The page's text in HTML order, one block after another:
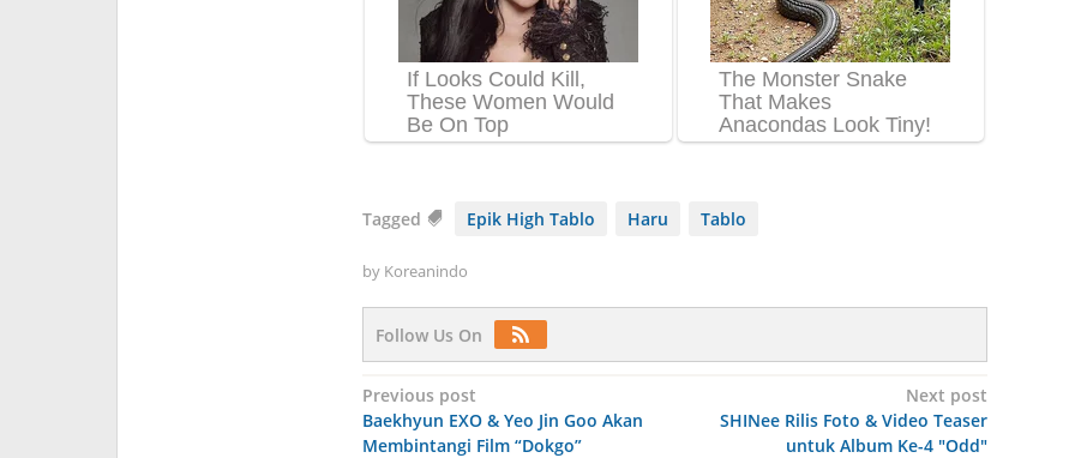
Tagged Epik High Tablo Haru Tablo
by Koreanindo
Follow Us On
Post
navigation
Previous post
Baekhyun EXO & Yeo Jin Goo Akan
Membintangi Film “Dokgo”
Next post
SHINee Rilis Foto & Video Teaser
untuk Album Ke-4 "Odd"